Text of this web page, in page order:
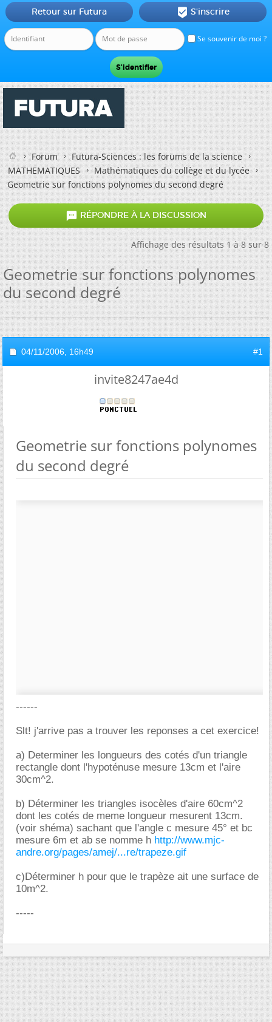
Se souvenir de moi ?
Retour sur Futura  S'inscrire
Forum
Futura-Sciences : les forums de la science
MATHEMATIQUES
Mathématiques du collège et du lycée
Geometrie sur fonctions polynomes du second degré
 RÉPONDRE À LA DISCUSSION
Affichage des résultats 1 à 8 sur 8
Geometrie sur fonctions polynomes
du second degré
04/11/2006, 16h49 #1
invite8247ae4d
Geometrie sur fonctions polynomes
du second degré
------
Slt! j'arrive pas a trouver les reponses a cet exercice!
a) Determiner les longueurs des cotés d'un triangle
rectangle dont l'hypoténuse mesure 13cm et l'aire
30cm^2.
b) Déterminer les triangles isocèles d'aire 60cm^2
dont les cotés de meme longueur mesurent 13cm.
(voir shéma) sachant que l'angle c mesure 45° et bc
mesure 6m et ab se nomme h http://www.mjc-
andre.org/pages/amej/...re/trapeze.gif
c)Déterminer h pour que le trapèze ait une surface de
10m^2.
-----